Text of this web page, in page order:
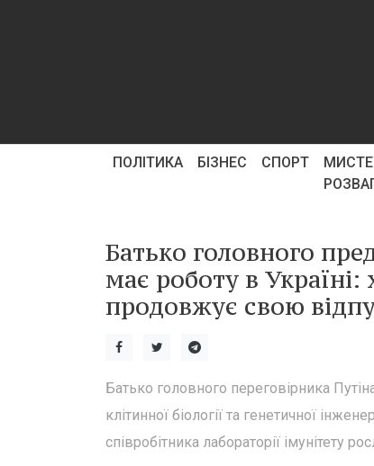
ПОЛІТИКА БІЗНЕС СПОРТ
Батько головного
має роботу в Україні:
продовжує свою
Батько головного переговірника
клітинної біології та генетичної
співробітника лабораторії імунітету